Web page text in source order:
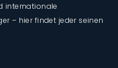
internationale
– hier findet jeder seinen